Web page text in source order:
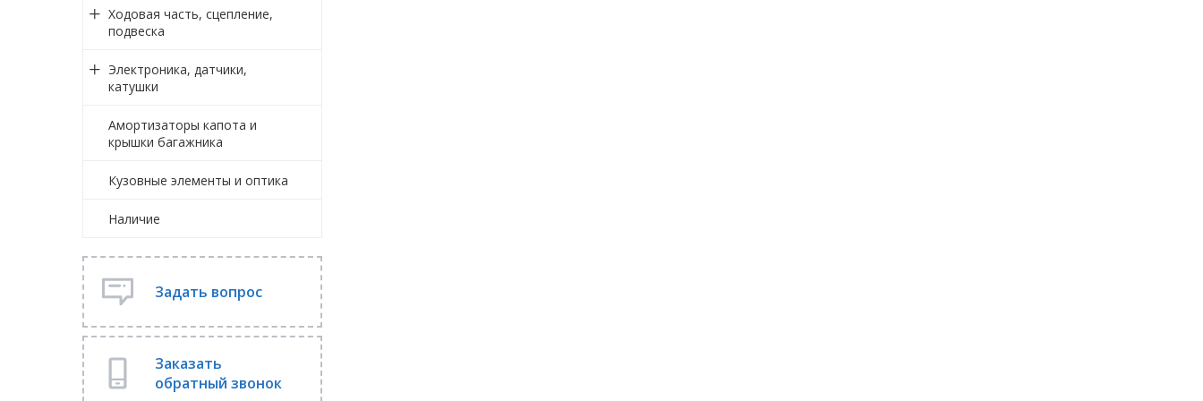
Ходовая часть, сцепление,
подвеска
Электроника, датчики,
катушки
Амортизаторы капота и
крышки багажника
Кузовные элементы и оптика
Наличие
Задать вопрос
Заказать
обратный звонок